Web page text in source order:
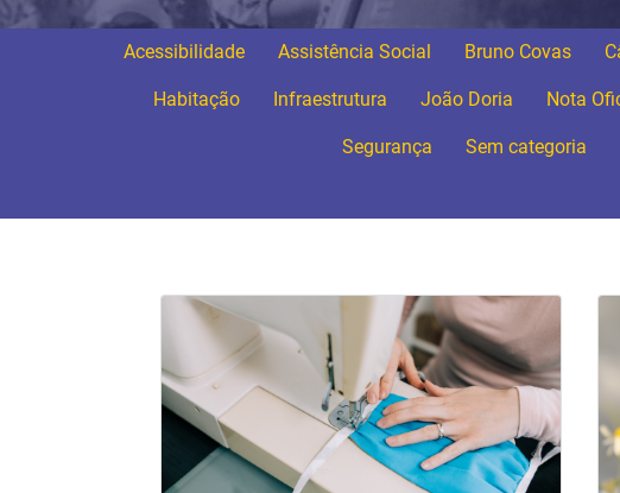
Acessibilidade Assistência Social Bruno Covas
Habitação Infraestrutura João Doria Nota
Segurança Sem categoria